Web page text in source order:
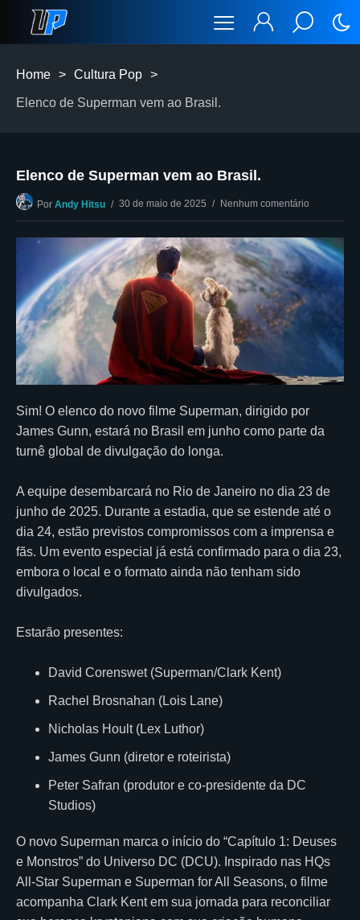
Home > Cultura Pop >
Elenco de Superman vem ao Brasil.
Elenco de Superman vem ao Brasil.
Por Andy Hitsu 30 de maio de 2025 Nenhum comentário
Sim! O elenco do novo filme Superman, dirigido por
James Gunn, estará no Brasil em junho como parte da
turnê global de divulgação do longa.
A equipe desembarcará no Rio de Janeiro no dia 23 de
junho de 2025. Durante a estadia, que se estende até o
dia 24, estão previstos compromissos com a imprensa e
fãs. Um evento especial já está confirmado para o dia 23,
embora o local e o formato ainda não tenham sido
divulgados.
Estarão presentes:
David Corenswet (Superman/Clark Kent)
Rachel Brosnahan (Lois Lane)
Nicholas Hoult (Lex Luthor)
James Gunn (diretor e roteirista)
Peter Safran (produtor e co-presidente da DC
Studios)
O novo Superman marca o início do “Capítulo 1: Deuses
e Monstros” do Universo DC (DCU). Inspirado nas HQs
All-Star Superman e Superman for All Seasons, o filme
acompanha Clark Kent em sua jornada para reconciliar